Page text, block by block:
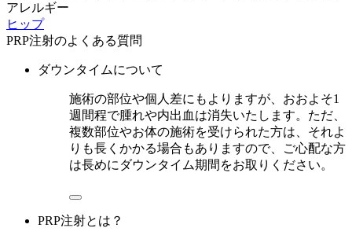
アレルギー
ヒップ
PRP注射のよくある質問
ダウンタイムについて
施術の部位や個人差にもよりますが、おおよそ1
週間程で腫れや内出血は消失いたします。ただ、
複数部位やお体の施術を受けられた方は、それよ
りも長くかかる場合もありますので、ご心配な方
は長めにダウンタイム期間をお取りください。
PRP注射とは？